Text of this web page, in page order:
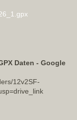
Daten - Google
12v2SF-